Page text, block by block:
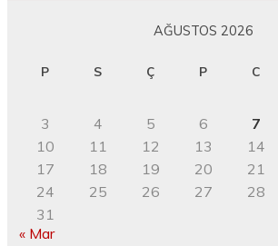
AĞUSTOS 2026
P S Ç P C
3
4 5 6 7
10
11 12 13 14
17
18 19 20 21
24
25 26 27 28
31
« Mar